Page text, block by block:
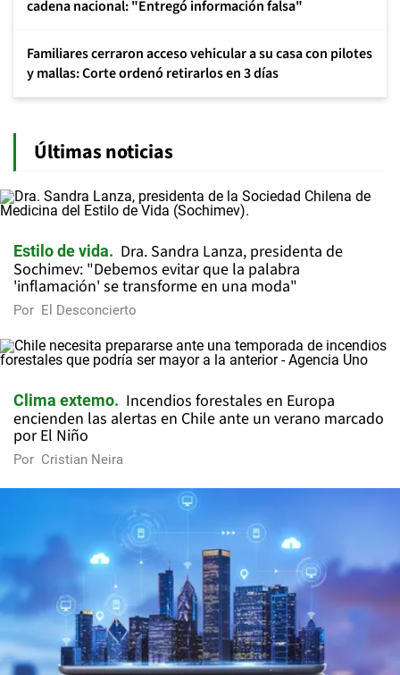
cadena nacional: "Entregó información falsa"
Familiares cerraron acceso vehicular a su casa con pilotes
y mallas: Corte ordenó retirarlos en 3 días
Últimas noticias
Estilo de vida
Dra. Sandra Lanza, presidenta de
Sochimev: "Debemos evitar que la palabra
'inflamación' se transforme en una moda"
Por El Desconcierto
Clima extemo
Incendios forestales en Europa
encienden las alertas en Chile ante un verano marcado
por El Niño
Por Cristian Neira